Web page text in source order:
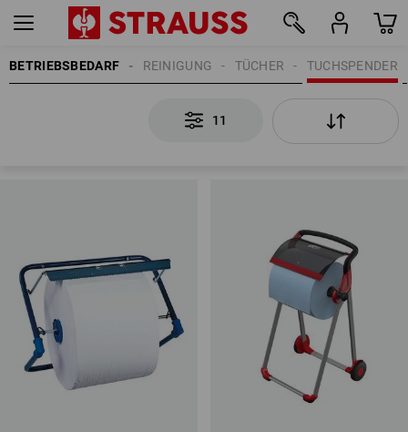
BETRIEBSBEDARF TUCHSPENDER
TÜCHER
REINIGUNG
11